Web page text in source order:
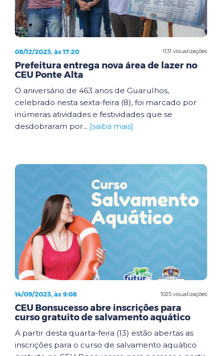
1131 visualizações
08/12/2023, às 17:20
Prefeitura entrega nova área de lazer no
CEU Ponte Alta
O aniversário de 463 anos de Guarulhos,
celebrado nesta sexta-feira (8), foi marcado por
inúmeras atividades e festividades que se
desdobraram por... [saiba mais]
1025 visualizações
14/09/2023, às 9:08
CEU Bonsucesso abre inscrições para
curso gratuito de salvamento aquático
A partir desta quarta-feira (13) estão abertas as
inscrições para o curso de salvamento aquático